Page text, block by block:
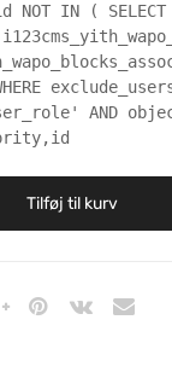
IN ( SELECT
AND
Tilføj til kurv